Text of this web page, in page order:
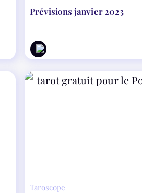
Prévisions janvier 2023
Taroscope